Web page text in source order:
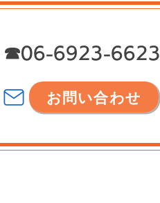
☎06-6923-6623
お問い合わせ